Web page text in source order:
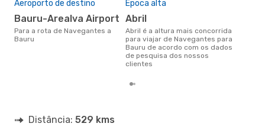
Aeroporto de destino
Bauru-Arealva Airport
Para a rota de Navegantes a
Bauru
Época alta
abril
abril é a altura mais concorrida
para viajar de Navegantes para
Bauru de acordo com os dados
de pesquisa dos nossos
clientes
Distância: 529 kms